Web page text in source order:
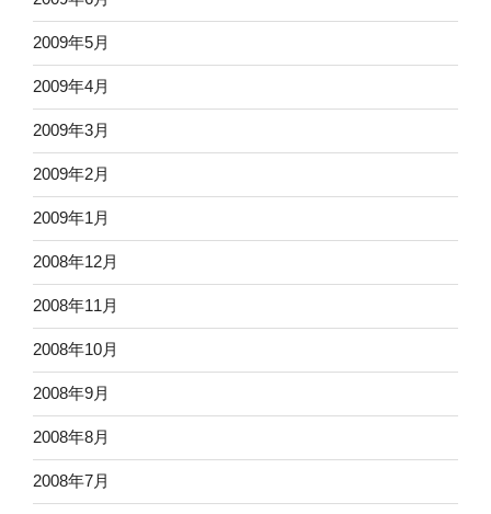
2009年5月
2009年4月
2009年3月
2009年2月
2009年1月
2008年12月
2008年11月
2008年10月
2008年9月
2008年8月
2008年7月